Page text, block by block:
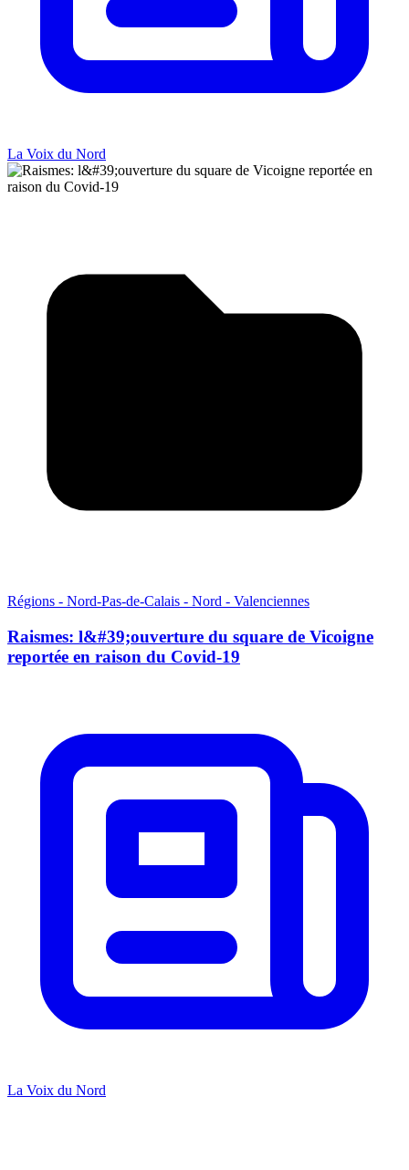
La Voix du Nord
Régions - Nord-Pas-de-Calais - Nord - Valenciennes
Raismes: l&#39;ouverture du square de Vicoigne
reportée en raison du Covid-19
La Voix du Nord